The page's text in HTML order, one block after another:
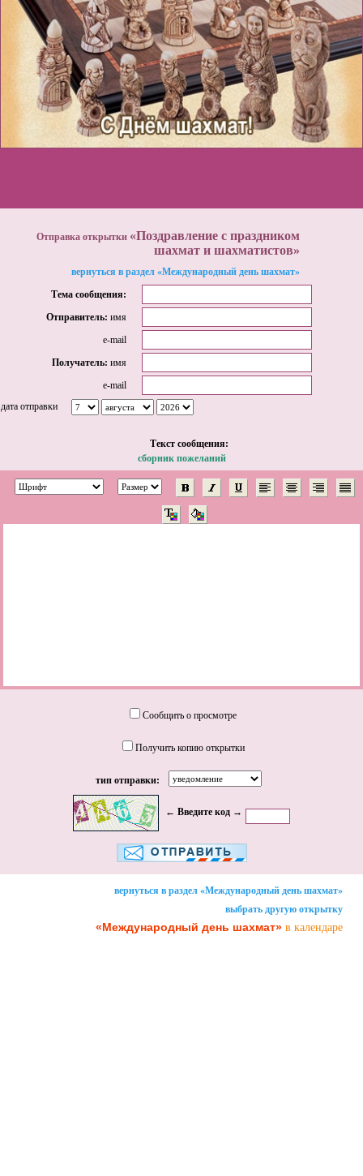
Отправка открытки «Поздравление с праздником
шахмат и шахматистов»
вернуться в раздел «Международный день шахмат»
Тема сообщения:
Отправитель: имя
e-mail
Получатель: имя
e-mail
дата отправки
Tекст сообщения:
сборник пожеланий
Сообщить о просмотре
Получить копию открытки
тип отправки:
← Введите код →
вернуться в раздел «Международный день шахмат»
выбрать другую открытку
«Международный день шахмат» в календаре